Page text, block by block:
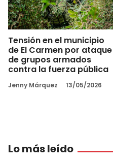
Tensión en el municipio
de El Carmen por ataque
de grupos armados
contra la fuerza pública
Jenny Márquez 13/05/2026
Lo más leído